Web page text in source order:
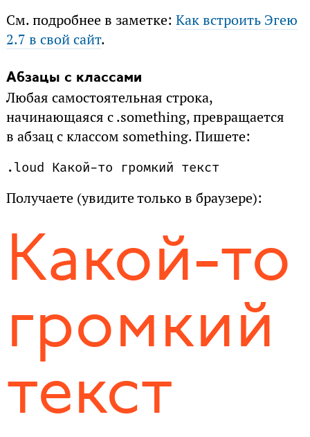
См. подробнее в заметке: Как встроить Эгею
2.7 в свой сайт.
Абзацы с классами
Любая самостоятельная строка,
начинающаяся с .something, превращается
в абзац с классом something. Пишете:
.loud Какой-то громкий текст
Получаете (увидите только в браузере):
Какой-то
громкий
текст